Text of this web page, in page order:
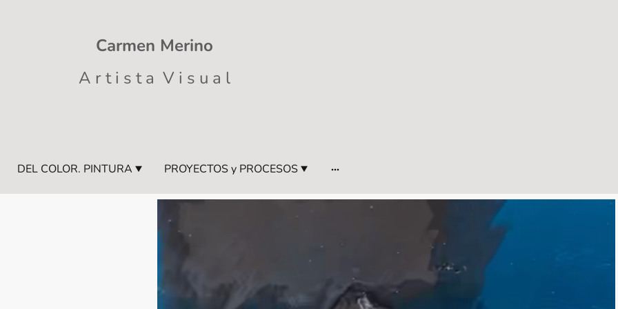
Carmen Merino
A r t i s t a V i s u a l
DEL COLOR. PINTURA PROYECTOS y PROCESOS